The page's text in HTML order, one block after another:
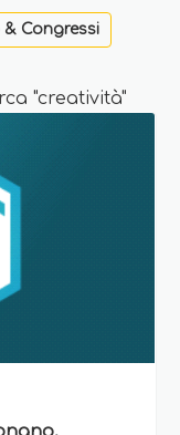
Congressi
"creatività"